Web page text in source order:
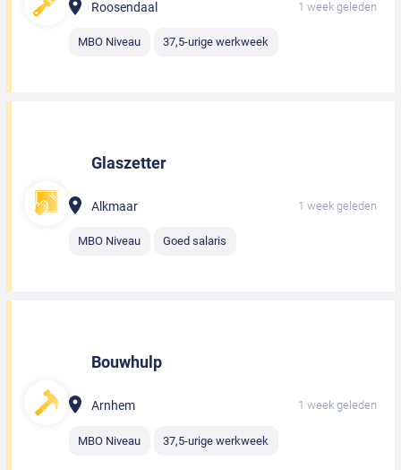
Roosendaal 1 week geleden
MBO Niveau 37,5-urige werkweek
Glaszetter
Alkmaar 1 week geleden
MBO Niveau Goed salaris
Bouwhulp
Arnhem 1 week geleden
MBO Niveau 37,5-urige werkweek